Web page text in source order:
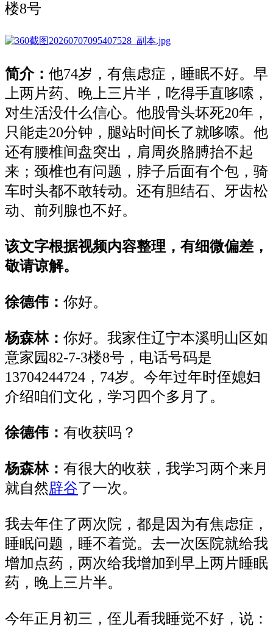
楼8号
简介： 他74岁，有焦虑症，睡眠不好。早
上两片药、晚上三片半， 吃得手直哆嗦 ，
对生活没什么信心。他股骨头坏死20年，
只能走20分钟， 腿站时间长了就哆嗦。他
还有腰椎间盘突出 ， 肩周炎胳膊抬不起
来 ； 颈椎也有问题 ， 脖子后面有个包 ，骑
车时头都不敢转动。 还有胆结石、牙齿松
动、前列腺也不好。
该文字根据视频内容整理，有细微偏差，
敬请谅解。
徐德伟： 你好。
杨森林： 你好。我家住辽宁本溪明山区如
意家园 82-7-3楼8号，电话号码是
13704244724，74岁。今年过年时侄媳妇
介绍咱们文化，学习四个多月了。
徐德伟： 有收获吗？
杨森林： 有很大的收获，我学习两个来月
就自然辟谷了一次。
我去年住了两次院，都是因为有焦虑症，
睡眠问题，睡不着觉。去一次医院就给我
增加点药，两次给我增加到早上两片睡眠
药，晚上三片半。
今年正月初三 ， 侄儿看我睡觉不好，说：